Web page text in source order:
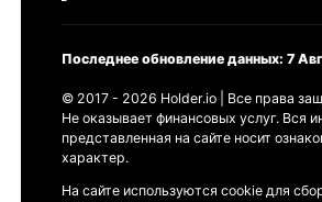
Последнее обновление данных: 7
© 2017 - 2026 Holder.io | Все права
Не оказывает финансовых услуг. Вся
представленная на сайте носит
характер.
На сайте используются cookie для